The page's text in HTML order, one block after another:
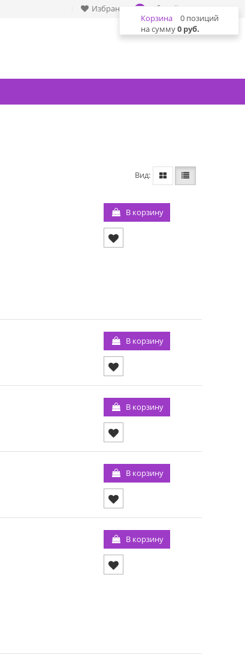
Войти
Избранное 0
Корзина
0 позиций
на сумму0 руб.
Вид
В корзину
В корзину
В корзину
В корзину
В корзину